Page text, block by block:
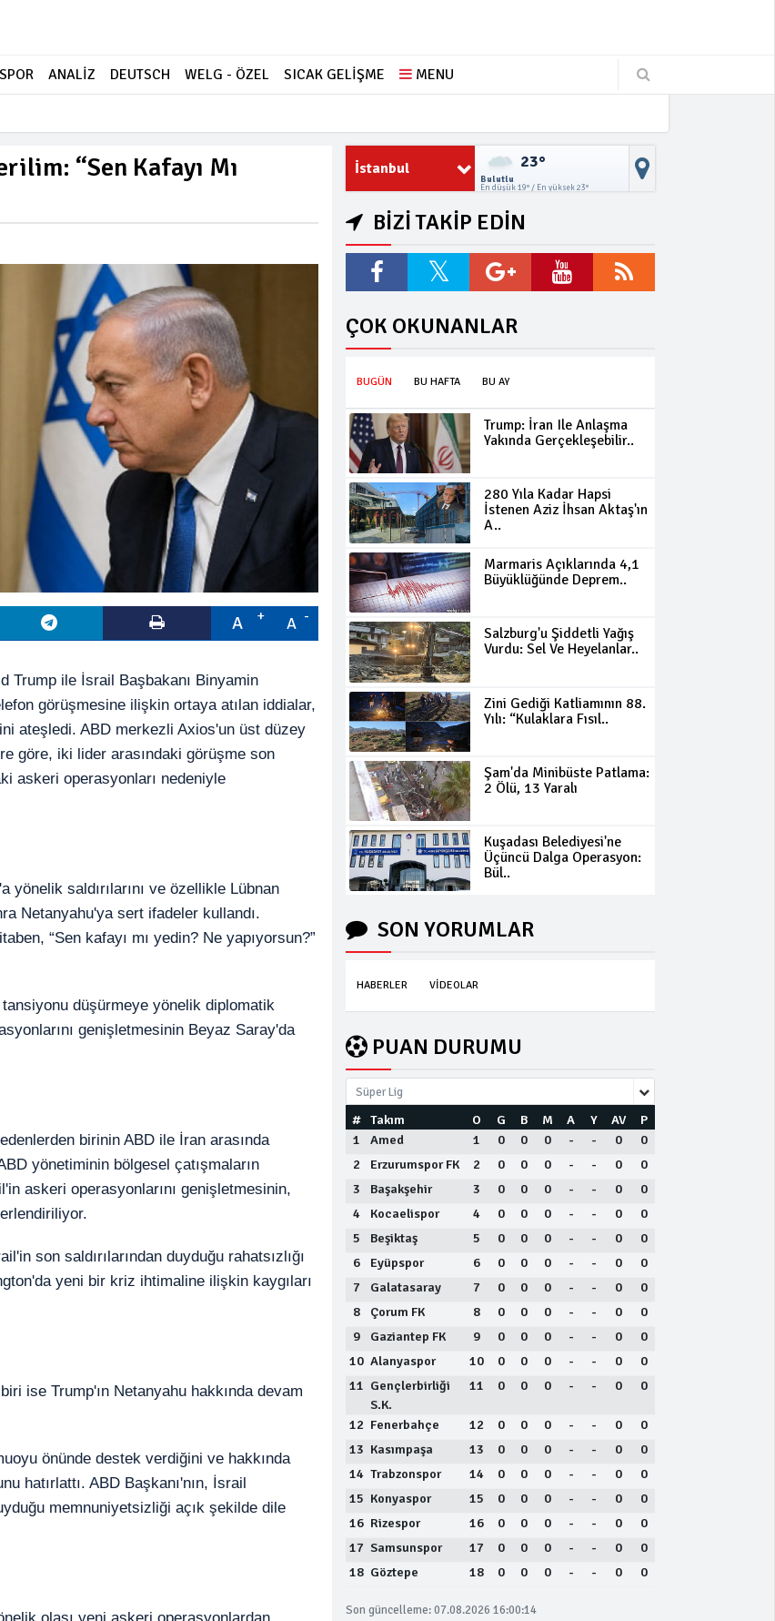
SPOR ANALİZ DEUTSCH WELG - ÖZEL SICAK GELİŞME MENU
“Sen Kafayı Mı
A A
Trump ile İsrail Başbakanı Binyamin
görüşmesine ilişkin ortaya atılan iddialar,
ateşledi. ABD merkezli Axios'un üst düzey
göre, iki lider arasındaki görüşme son
askeri operasyonları nedeniyle
saldırılarını ve özellikle Lübnan
Netanyahu'ya sert ifadeler kullandı.
“Sen kafayı mı yedin? Ne yapıyorsun?”
düşürmeye yönelik diplomatik
genişletmesinin Beyaz Saray'da
birinin ABD ile İran arasında
yönetiminin bölgesel çatışmaların
askeri operasyonlarını genişletmesinin,
son saldırılarından duyduğu rahatsızlığı
yeni bir kriz ihtimaline ilişkin kaygıları
ise Trump'ın Netanyahu hakkında devam
önünde destek verdiğini ve hakkında
hatırlattı. ABD Başkanı'nın, İsrail
memnuniyetsizliği açık şekilde dile
İstanbul 23°
Bulutlu
En düşük 19° / En yüksek 23°
BİZİ TAKİP EDİN
ÇOK OKUNANLAR
BUGÜN BU HAFTA BU AY
Trump: İran Ile Anlaşma
Yakında Gerçekleşebilir..
280 Yıla Kadar Hapsi
İstenen Aziz İhsan Aktaş'ın
A..
Marmaris Açıklarında 4,1
Büyüklüğünde Deprem..
Salzburg'u Şiddetli Yağış
Vurdu: Sel Ve Heyelanlar..
Zini Gediği Katliamının 88.
Yılı: “Kulaklara Fısıl..
Şam'da Minibüste Patlama:
2 Ölü, 13 Yaralı
Kuşadası Belediyesi'ne
Üçüncü Dalga Operasyon:
Bül..
SON YORUMLAR
HABERLER VİDEOLAR
PUAN DURUMU
Süper Lig
# Takım O G B M A Y AV
P
1
Amed 1 0 0 0 - - 0
0
2
Erzurumspor FK 2 0 0 0 - - 0
0
3
Başakşehir 3 0 0 0 - - 0
0
4
Kocaelispor 4 0 0 0 - - 0
0
5
Beşiktaş 5 0 0 0 - - 0
0
6
Eyüpspor 6 0 0 0 - - 0
0
7
Galatasaray 7 0 0 0 - - 0
0
8
Çorum FK 8 0 0 0 - - 0
0
9
Gaziantep FK 9 0 0 0 - - 0
0
10 Alanyaspor 10 0 0 0 - - 0
0
11 Gençlerbirliği
S.K.
11 0 0 0 - - 0 0
12 Fenerbahçe 12 0 0 0 - - 0
0
13 Kasımpaşa 13 0 0 0 - - 0
0
14 Trabzonspor 14 0 0 0 - - 0
0
15 Konyaspor 15 0 0 0 - - 0
0
16 Rizespor 16 0 0 0 - - 0
0
17 Samsunspor 17 0 0 0 - - 0
0
18 Göztepe 18 0 0 0 - - 0 0
Son güncelleme: 07.08.2026 16:00:14